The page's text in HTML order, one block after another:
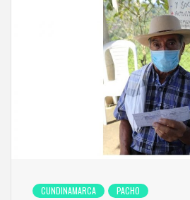
CUNDINAMARCA PACHO